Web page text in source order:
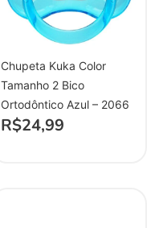
Chupeta Kuka Color
Tamanho 2 Bico
Ortodôntico Azul – 2066
R$24,99